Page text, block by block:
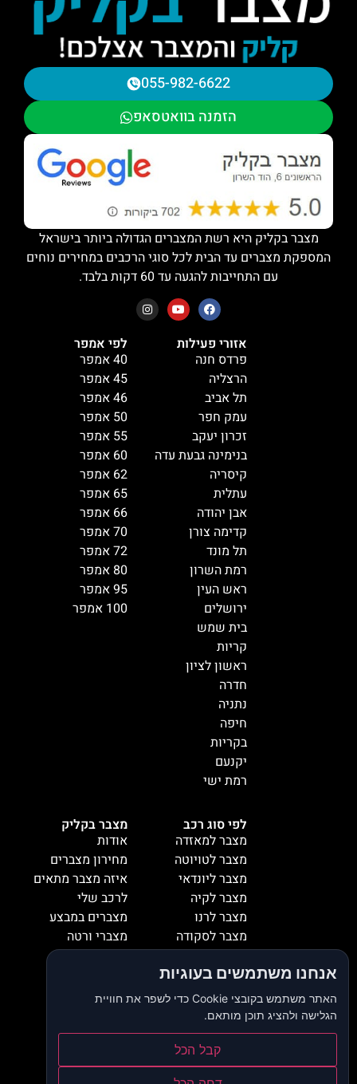
מצבר בקליק
אודות
מחירון מצברים
איזה מצבר מתאים
לרכב שלי
מצברים במבצע
מצברי ורטה
מצברי שנפ
אזורי שירות
צור קשר
בלוג
לפי סוג רכב
מצבר למאזדה
מצבר לטויוטה
מצבר ליונדאי
מצבר לקיה
מצבר לרנו
מצבר לסקודה
מצבר למיציבושי
מצבר לסובארו
מצבר להונדה
מצבר לאופל
מצבר לסיאט
מצבר לאאודי
מצבר לסוזוקי
לפי אמפר
40 אמפר
45 אמפר
46 אמפר
50 אמפר
55 אמפר
60 אמפר
62 אמפר
65 אמפר
66 אמפר
70 אמפר
72 אמפר
80 אמפר
95 אמפר
100 אמפר
אזורי פעילות
פרדס חנה
הרצליה
תל אביב
עמק חפר
זכרון יעקב
בנימינה גבעת עדה
קיסריה
עתלית
אבן יהודה
קדימה צורן
תל מונד
רמת השרון
ראש העין
ירושלים
בית שמש
קריות
ראשון לציון
חדרה
נתניה
חיפה
בקריות
יקנעם
רמת ישי
055-982-6622
הזמנה בוואטסאפ
מצבר בקליק היא רשת המצברים הגדולה ביותר בישראל
המספקת מצברים עד הבית לכל סוגי הרכבים במחירים נוחים
עם התחייבות להגעה עד 60 דקות בלבד.
אנחנו משתמשים בעוגיות
האתר משתמש בקובצי Cookie כדי לשפר את חוויית
הגלישה ולהציג תוכן מותאם.
קבל הכל